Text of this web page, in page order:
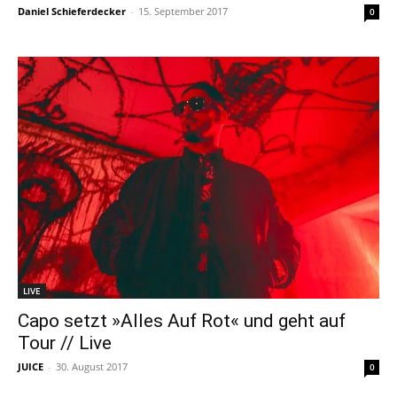
Daniel Schieferdecker - 15. September 2017 0
LIVE
Capo setzt »Alles Auf Rot« und geht auf
Tour // Live
JUICE - 30. August 2017 0